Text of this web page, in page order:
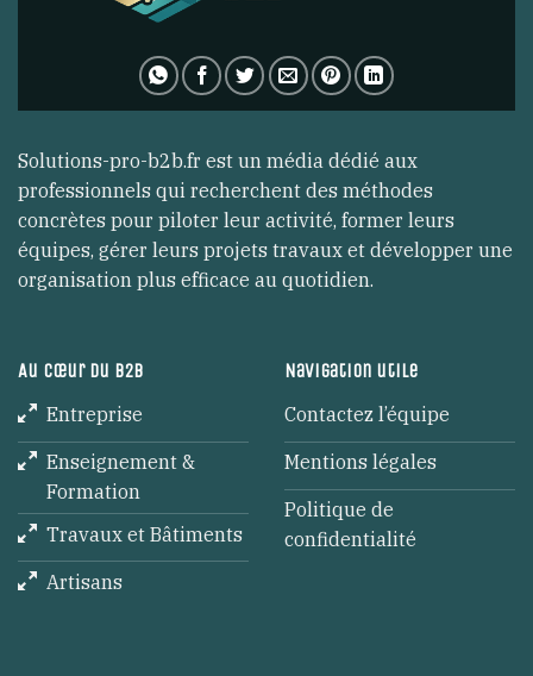
Solutions-pro-b2b.fr est un média dédié aux
professionnels qui recherchent des méthodes
concrètes pour piloter leur activité, former leurs
équipes, gérer leurs projets travaux et développer une
organisation plus efficace au quotidien.
Au cœur du B2B
Entreprise
Enseignement &
Formation
Travaux et Bâtiments
Artisans
Navigation utile
Contactez l’équipe
Mentions légales
Politique de
confidentialité